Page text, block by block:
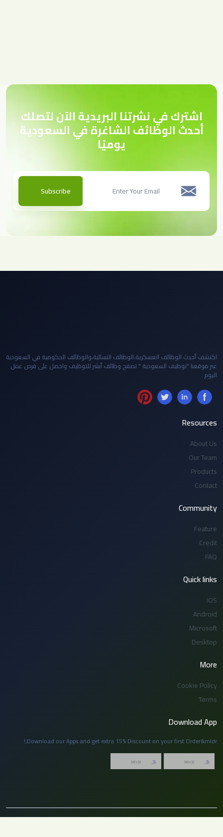
اشترك في نشرتنا البريدية الآن لتصلك
أحدث الوظائف الشاغرة في السعودية
يوميًا
Subscribe
اكتشف أحدث الوظائف العسكرية،الوظائف النسائية،والوظائف الحكومية في السعودية
عبر موقعنا "توظيف السعودية " تصفح وظائف أبشر للتوظيف واحصل على فرص عمل
اليوم
Resources
About Us
Our Team
Products
Contact
Community
Feature
Credit
FAQ
Quick links
iOS
Android
Microsoft
Desktop
More
Cookie Policy
Terms
Download App
Download our Apps and get extra 15% Discount on your first Order&mldr;!